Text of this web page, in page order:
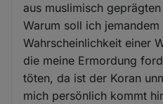
aus muslimisch
Warum soll ich
Wahrscheinlichkeit einer
die meine Ermordung
töten, da ist der Koran
mich persönlich kommt